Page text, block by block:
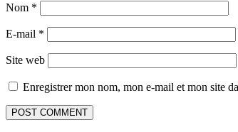
Nom *
E-mail *
Site web
Enregistrer mon nom, mon e-mail et mon site